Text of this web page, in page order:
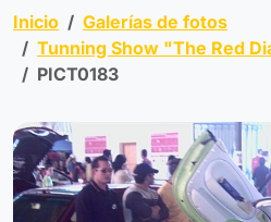
Inicio
Galerías de fotos
Tunning Show "The Red
PICT0183